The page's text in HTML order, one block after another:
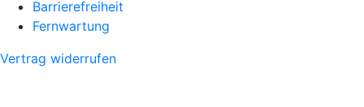
Barrierefreiheit
Fernwartung
Vertrag widerrufen